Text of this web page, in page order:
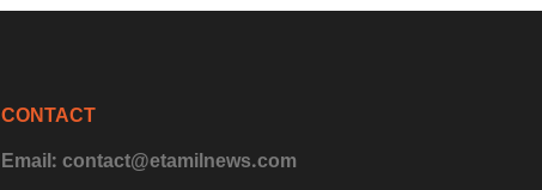
CONTACT
Email: contact@etamilnews.com